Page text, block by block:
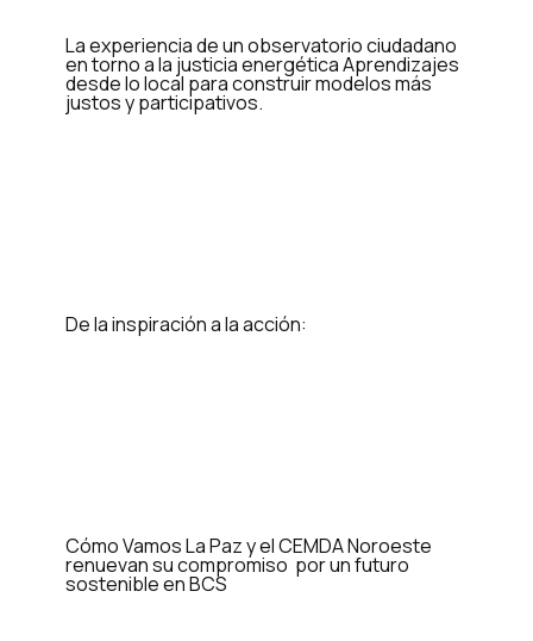
La experiencia de un observatorio ciudadano
en torno a la justicia energética Aprendizajes
desde lo local para construir modelos más
justos y participativos.
De la inspiración a la acción:
Cómo Vamos La Paz y el CEMDA Noroeste
renuevan su compromiso por un futuro
sostenible en BCS